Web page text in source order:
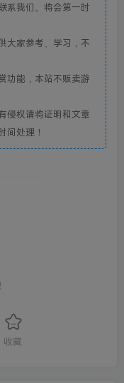
系我们。将会第一时
大家参考、学习，不
功能，本站不贩卖游
侵权请将证明和文章
间处理！
收藏